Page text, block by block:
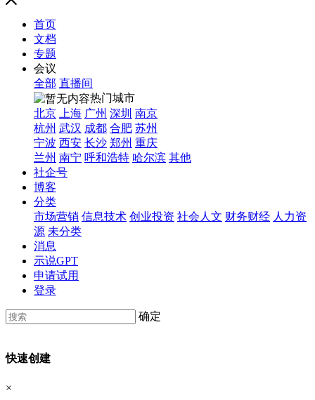
首页
文档
专题
会议
全部 直播间
热门城市
北京
上海 广州 深圳 南京
杭州 武汉 成都 合肥 苏州
宁波 西安 长沙 郑州 重庆
兰州 南宁 呼和浩特 哈尔滨 其他
社企号
博客
分类
市场营销 信息技术 创业投资 社会人文 财务财经 人力资
源 未分类
消息
示说GPT
申请试用
登录
确定
快速创建
×